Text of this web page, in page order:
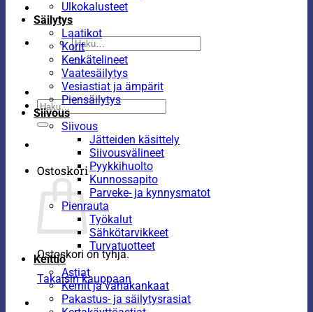
Etsi:
Etsi:
Ostoskori
Ostoskori on tyhjä.
Takaisin kauppaan
Ulkokalusteet
Säilytys
Laatikot
Korit
Kenkätelineet
Vaatesäilytys
Vesiastiat ja ämpärit
Piensäilytys
Siivous
Siivous
Jätteiden käsittely
Siivousvälineet
Pyykkihuolto
Kunnossapito
Parveke- ja kynnysmatot
Pienrauta
Työkalut
Sähkötarvikkeet
Turvatuotteet
Keittiö
Astiat
Kernit ja vahakankaat
Pakastus- ja säilytysrasiat